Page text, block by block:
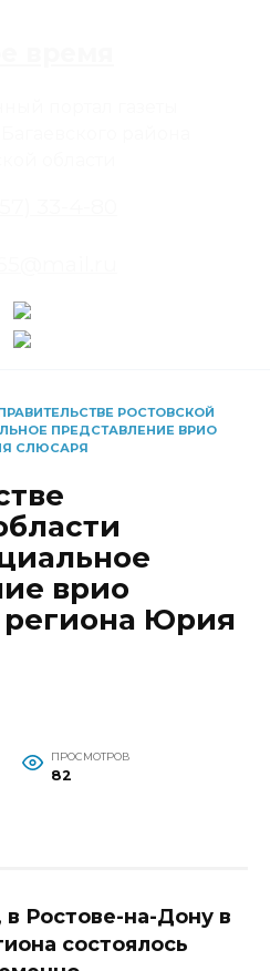
РОСТОВСКОЙ
ПРЕДСТАВЛЕНИЕ ВРИО
СЛЮСАРЯ
врио
региона Юрия
ПРОСМОТРОВ
82
в Ростове-на-Дону в
состоялось